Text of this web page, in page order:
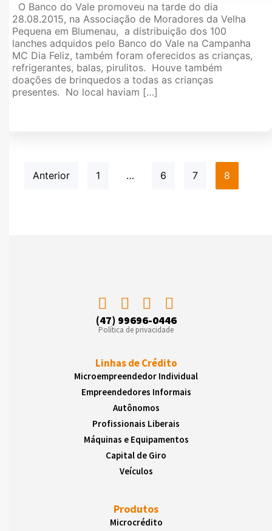
O Banco do Vale promoveu na tarde do dia
28.08.2015, na Associação de Moradores da Velha
Pequena em Blumenau, a distribuição dos 100
lanches adquidos pelo Banco do Vale na Campanha
MC Dia Feliz, também foram oferecidos as crianças,
refrigerantes, balas, pirulitos. Houve também
doações de brinquedos a todas as crianças
presentes. No local haviam […]
Anterior 1 … 6 7 8
(47) 99696-0446
Política de privacidade
Linhas de Crédito
Microempreendedor Individual
Empreendedores Informais
Autônomos
Profissionais Liberais
Máquinas e Equipamentos
Capital de Giro
Veículos
Produtos
Microcrédito